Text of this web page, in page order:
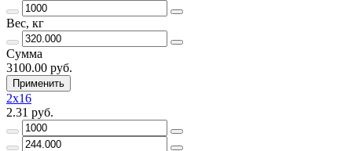
Вес, кг
Сумма
3100.00 руб.
Применить
2х16
2.31 руб.